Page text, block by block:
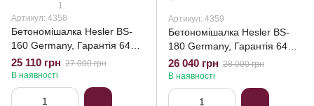
1
Артикул: 4358
Бетономішалка Hesler BS-
160 Germany, Гарантія 64
місяці
25 110 грн 27 000 грн
В наявності
Артикул: 4359
Бетономішалка Hesler BS-
180 Germany, Гарантія 64
місяці
26 040 грн 28 000 грн
В наявності